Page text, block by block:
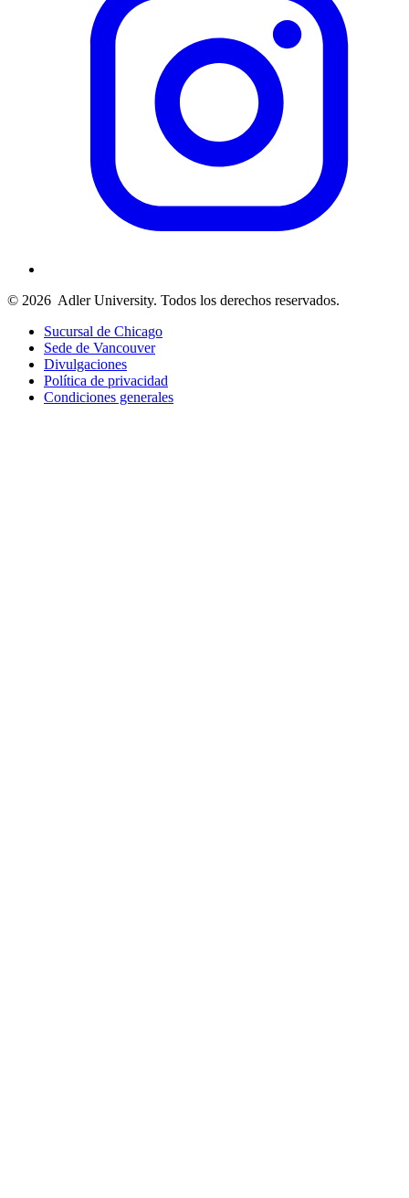
© 2026 Adler University. Todos los derechos reservados.
Sucursal de Chicago
Sede de Vancouver
Divulgaciones
Política de privacidad
Condiciones generales